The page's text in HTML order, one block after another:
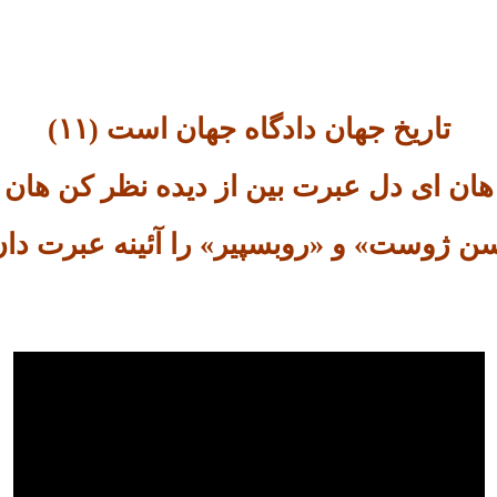
تاریخ جهان دادگاه جهان است (۱۱)
هان ای دل عبرت بین از دیده نظر کن هان
ژوست» و «روبسپیر» را آئینه عبرت